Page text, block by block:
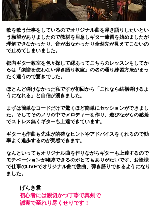
歌を歌う仕事をしているのでオリジナル曲を弾き語りしたいとい
う 願望がありましたので教材を用意しギター練習を始めましたが
理解できなかったり、音が出なかったり全然先が見えてこないの
で止めてしまいました。
都内ギター教室を色々探して縁あってこちらのレッスンをしてか
らは 「楽譜を使わない弾き語り教室」の名の通り練習方法がまっ
たく違うので驚きでした。
ほとんど弾けなかった私ですが初回から 「これなら結構弾けるよ
うになれる」と自信が湧きました。
まずは簡単なコードだけで驚くほど簡単にセッションができまし
た。そしてそのノリの中でメロディーを作り、 遊びながらの感覚
でストレス無くギターも 上達できています。
ギターも作曲も先生が的確なヒントやアドバイスをくれるので効
率よく 進歩するのが実感できます。
なんといってもオリジナル曲を作りながらギターも 上達するので
モチベーションが維持できるのがとてもありがたいです。 お陰様
で仕事のLIVEでオリジナル曲で数曲、弾き語りできるようになり
ました。
げんき君
初心者には親切かつ丁寧で真剣で
誠実で至れり尽くせりです！